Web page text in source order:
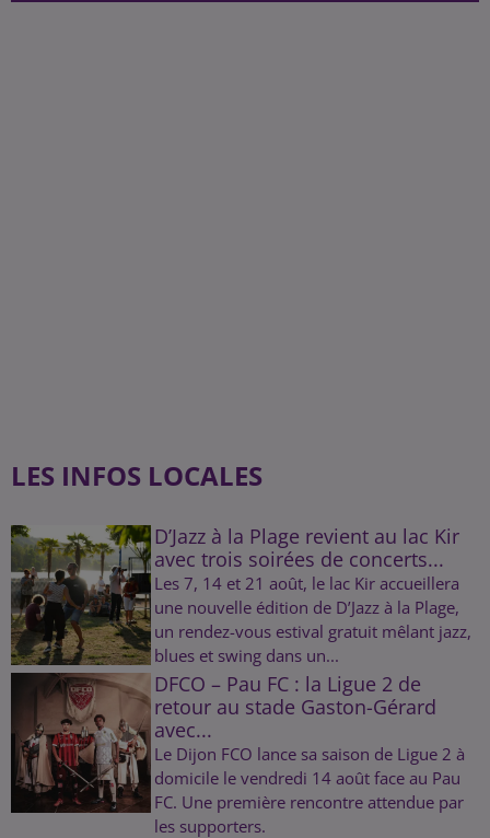
LES INFOS LOCALES
D’Jazz à la Plage revient au lac Kir
avec trois soirées de concerts...
Les 7, 14 et 21 août, le lac Kir accueillera
une nouvelle édition de D’Jazz à la Plage,
un rendez-vous estival gratuit mêlant jazz,
blues et swing dans un...
DFCO – Pau FC : la Ligue 2 de
retour au stade Gaston-Gérard
avec...
Le Dijon FCO lance sa saison de Ligue 2 à
domicile le vendredi 14 août face au Pau
FC. Une première rencontre attendue par
les supporters.